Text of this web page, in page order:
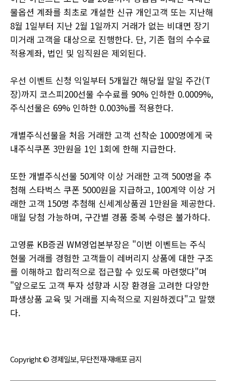
물옵션 계좌를 최초로 개설한 신규 개인고객 또는 지난해
8월 1일부터 지난 2월 1일까지 거래가 없는 비대면 장기
미거래 고객을 대상으로 진행한다. 단, 기존 협의 수수료
적용계좌, 법인 및 임직원은 제외된다.
우선 이벤트 신청 익일부터 5개월간 해당월 말일 주간(T
장)까지 코스피200선물 수수료를 90% 인하한 0.0009%,
주식선물은 69% 인하한 0.003%를 적용한다.
개별주식선물을 처음 거래한 고객 선착순 1000명에게 국
내주식쿠폰 3만원을 1인 1회에 한해 지급한다.
또한 개별주식선물 50계약 이상 거래한 고객 500명을 추
첨해 스타벅스 쿠폰 5000원을 지급하고, 100계약 이상 거
래한 고객 150명 추첨해 신세계상품권 1만원을 제공한다.
매월 당첨 가능하며, 구간별 경품 중복 수령은 불가하다.
고영륜 KB증권 WM영업본부장은 "이번 이벤트는 주식
현물 거래를 경험한 고객들이 레버리지 상품에 대한 구조
를 이해하고 합리적으로 접근할 수 있도록 마련했다"며
"앞으로도 고객 투자 성향과 시장 환경을 고려한 다양한
파생상품 교육 및 거래를 지속적으로 지원하겠다"고 말했
다.
Copyright © 경제일보, 무단전재·재배포 금지